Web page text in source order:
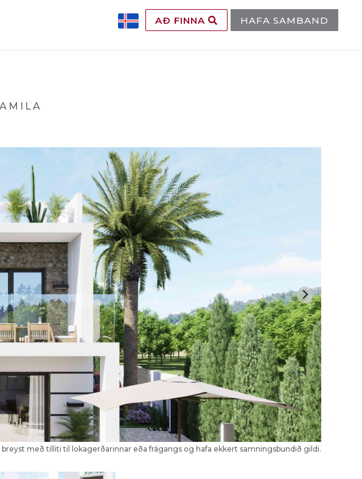
AÐ FINNA HAFA SAMBAND
með tilliti til lokagerðarinnar eða frágangs og hafa ekkert samningsbundið gildi.